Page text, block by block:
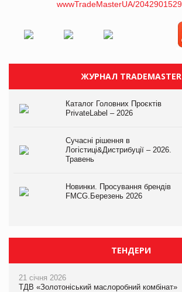
ЖУРНАЛ TRADEMASTER
Каталог Головних Проєктів
PrivateLabel – 2026
Сучасні рішення в
Логістиці&Дистрибуції – 2026.
Травень
Новинки. Просування брендів
FMCG.Березень 2026
ТЕНДЕРИ
21 січня 2026
ТДВ «Золотоніський маслоробний комбінат»